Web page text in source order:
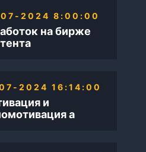
на бирже
2024 8:00:00
и
а
2024 16:14:00